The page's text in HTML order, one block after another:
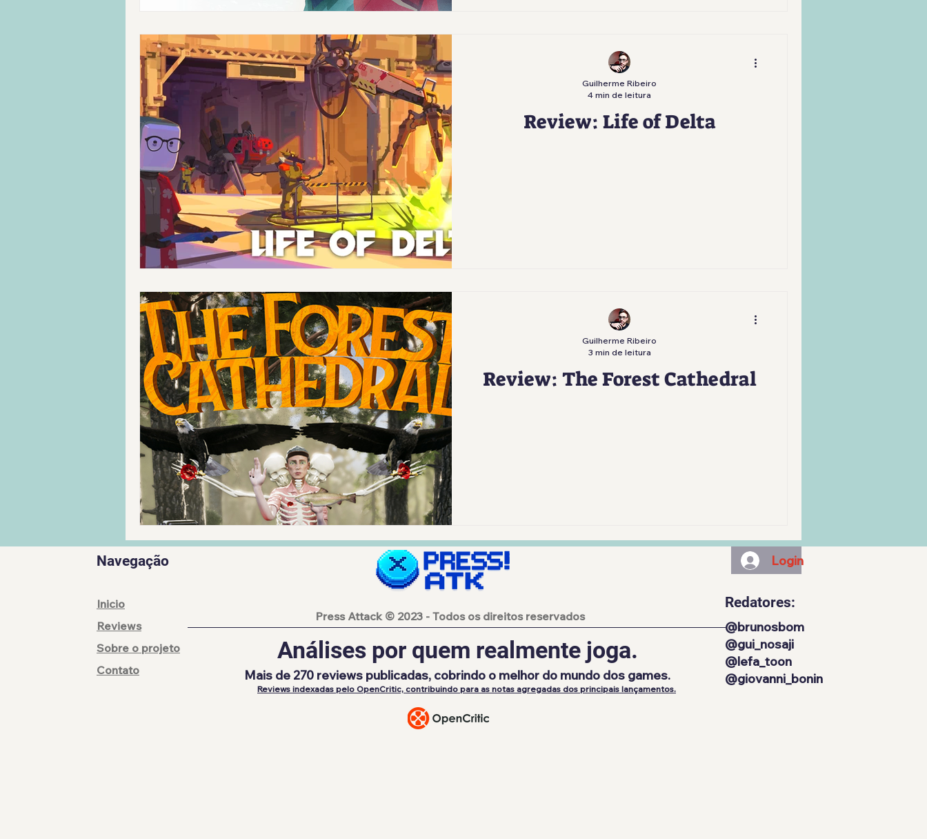
Review: Life of Delta
Guilherme Ribeiro
4 min de leitura
Review: The Forest Cathedral
Guilherme Ribeiro
3 min de leitura
Login
Press Attack © 2023 - Todos os direitos reservados
Análises por quem realmente joga.
Mais de 270 reviews publicadas, cobrindo o melhor do mundo dos games.
Navegação
Reviews indexadas pelo OpenCritic, contribuindo para as notas agregadas dos principais lançamentos.​
Inicio
Reviews
Sobre o projeto
Contato
Redatores:
@brunosbom
@gui_nosaji
@lefa_toon
@giovanni_bonin